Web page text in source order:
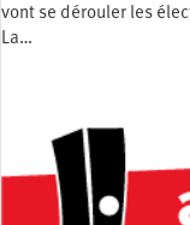
vont se dérouler les
La…